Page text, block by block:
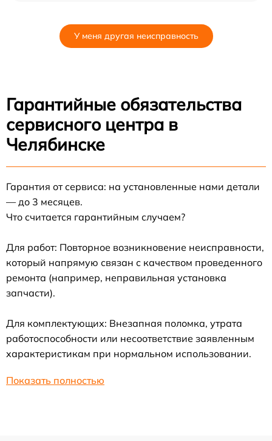
У меня другая неисправность
Гарантийные обязательства
сервисного центра в
Челябинске
Гарантия от сервиса: на установленные нами детали
— до 3 месяцев.
Что считается гарантийным случаем?
Для работ: Повторное возникновение неисправности,
который напрямую связан с качеством проведенного
ремонта (например, неправильная установка
запчасти).
Для комплектующих: Внезапная поломка, утрата
работоспособности или несоответствие заявленным
характеристикам при нормальном использовании.
Показать полностью